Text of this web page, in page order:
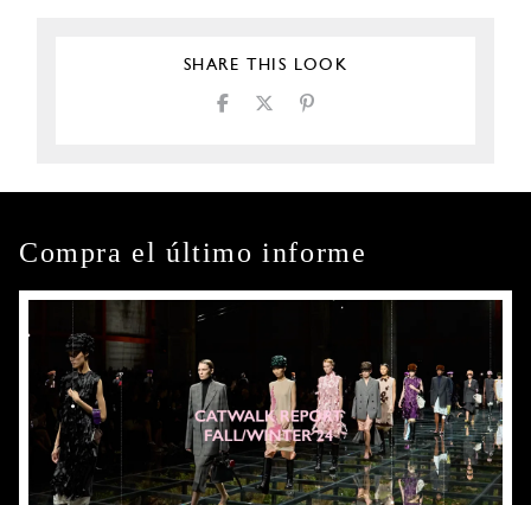
SHARE THIS LOOK
Compra el último informe